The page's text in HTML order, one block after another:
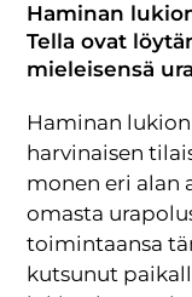
Haminan
Tella ovat
mieleisensä
Haminan
harvinaisen
monen eri alan
omasta
toimintaansa
kutsunut